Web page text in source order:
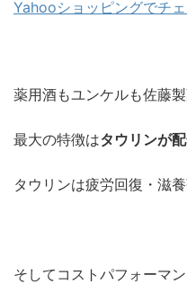
Yahooショッピングでチェ
薬用酒もユンケルも佐藤
最大の特徴はタウリンが
タウリンは疲労回復・滋
そしてコストパフォーマ